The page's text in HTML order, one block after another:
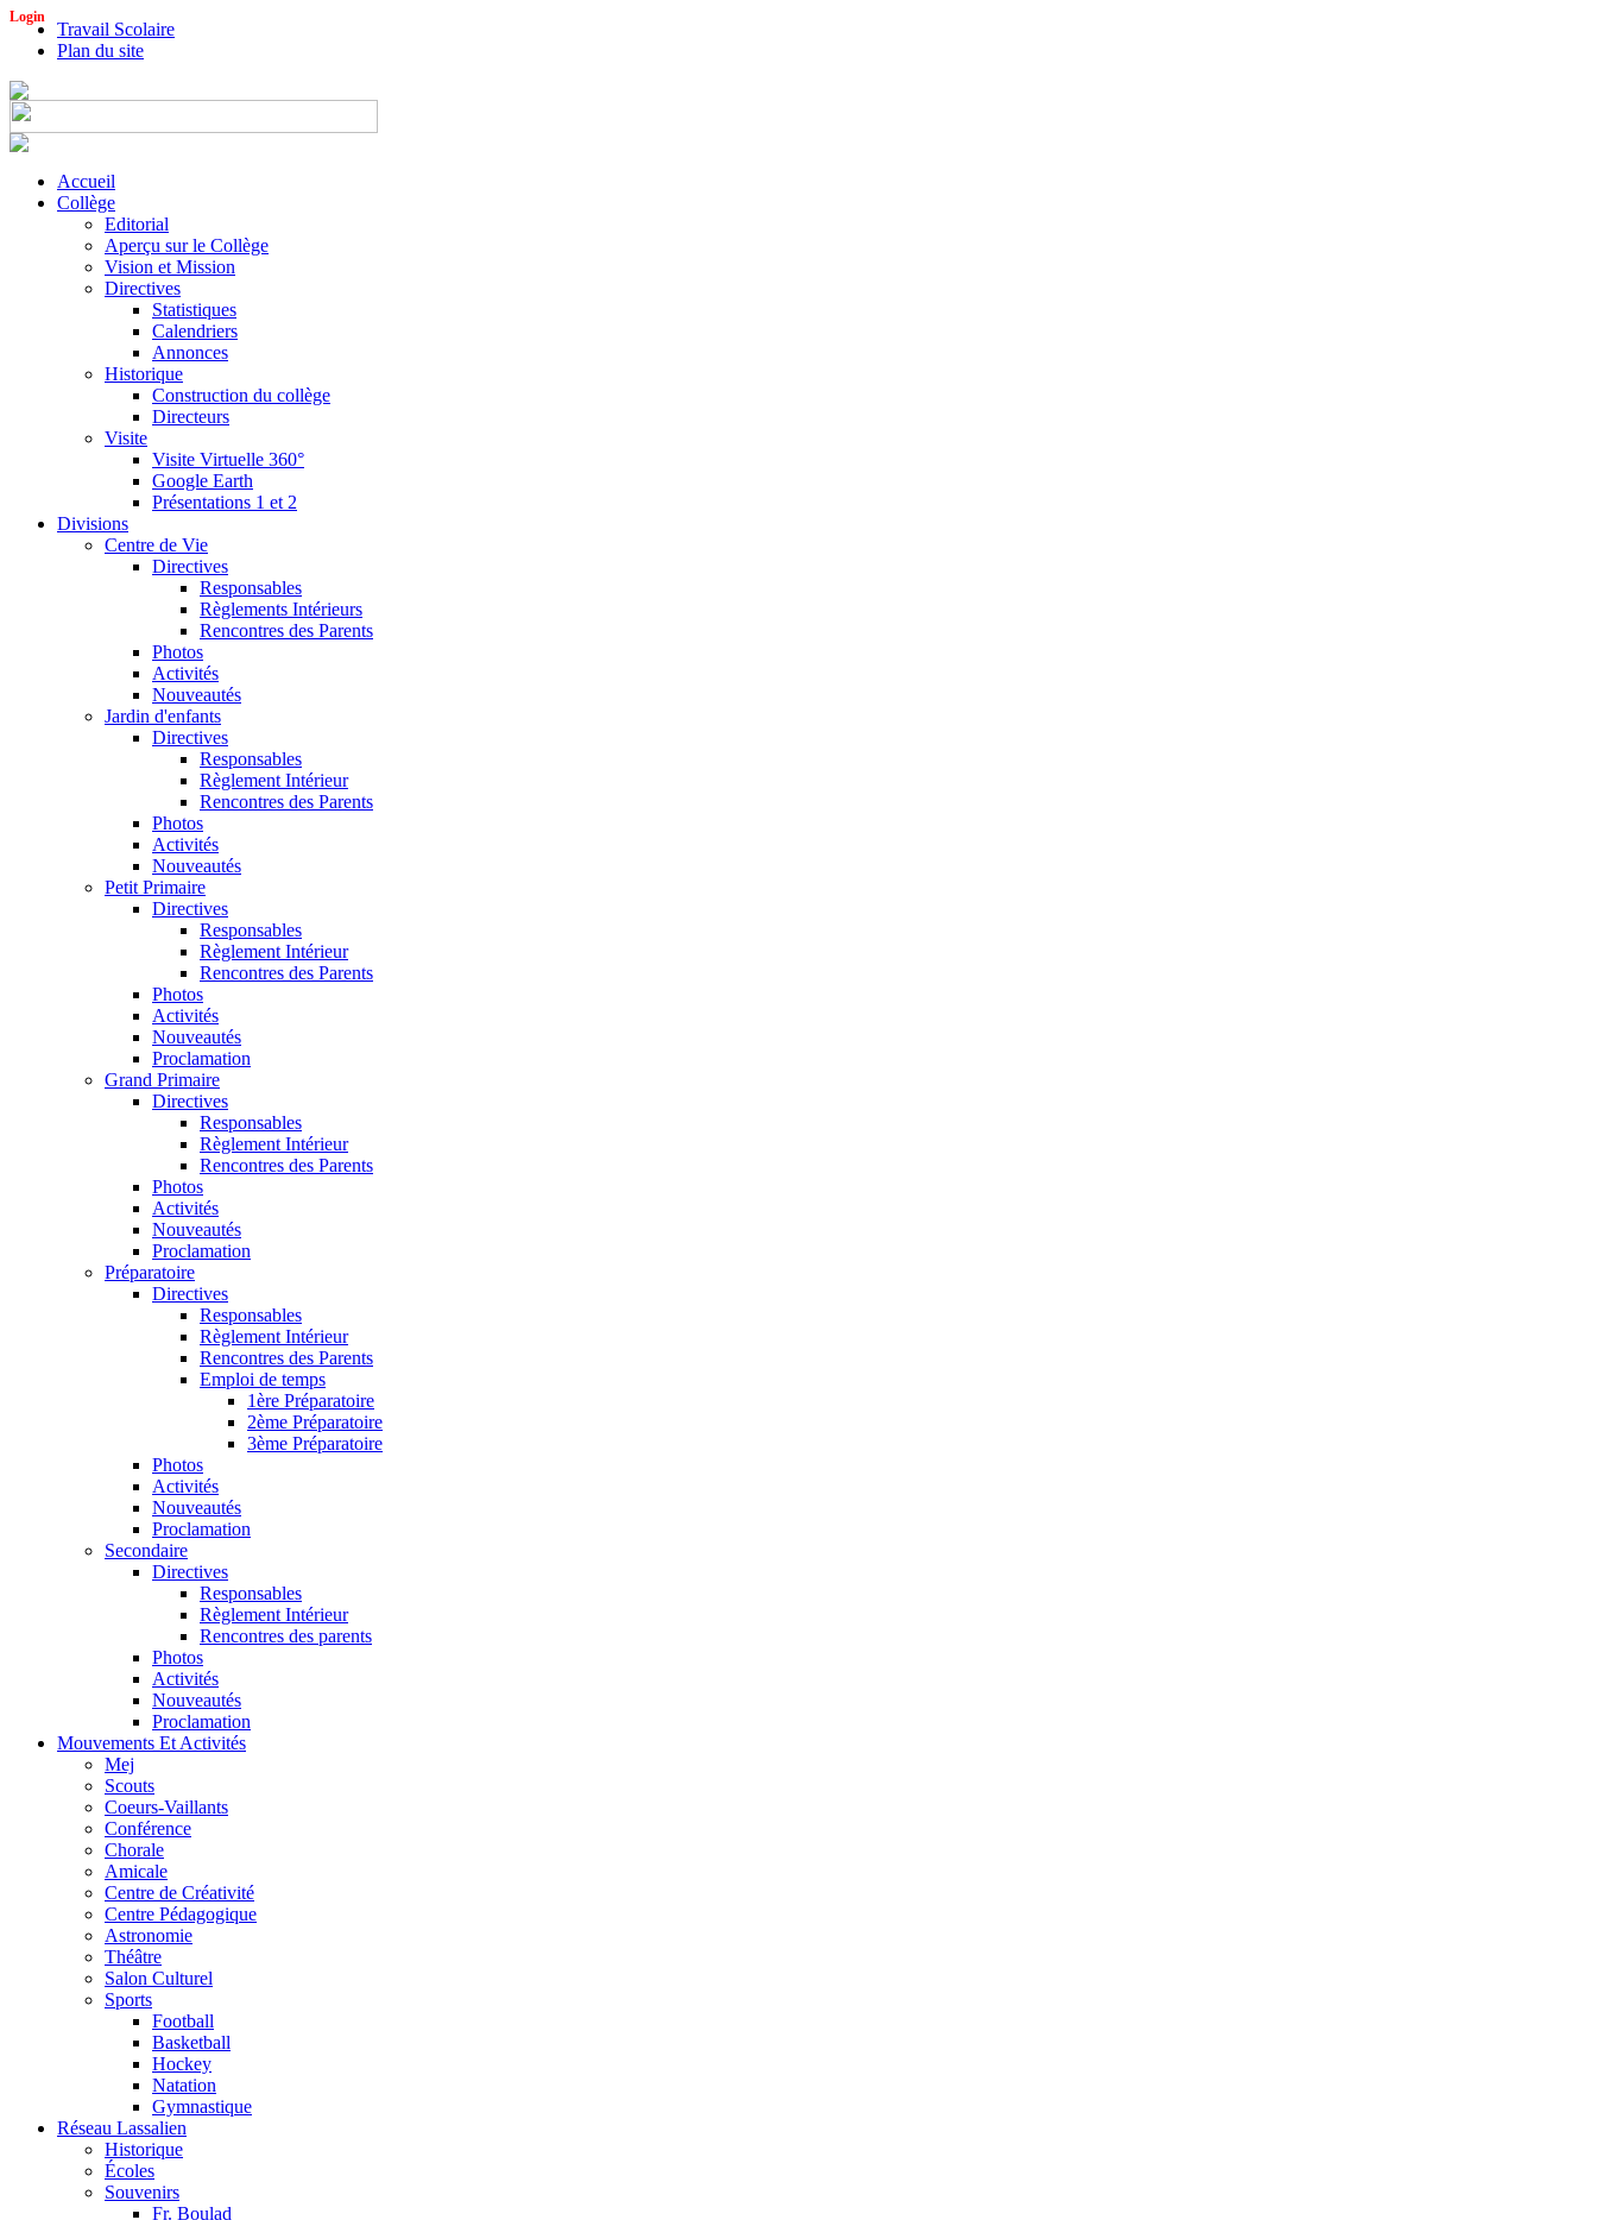
Login
Travail Scolaire
Plan du site
Accueil
Collège
Editorial
Aperçu sur le Collège
Vision et Mission
Directives
Statistiques
Calendriers
Annonces
Historique
Construction du collège
Directeurs
Visite
Visite Virtuelle 360°
Google Earth
Présentations 1 et 2
Divisions
Centre de Vie
Directives
Responsables
Règlements Intérieurs
Rencontres des Parents
Photos
Activités
Nouveautés
Jardin d'enfants
Directives
Responsables
Règlement Intérieur
Rencontres des Parents
Photos
Activités
Nouveautés
Petit Primaire
Directives
Responsables
Règlement Intérieur
Rencontres des Parents
Photos
Activités
Nouveautés
Proclamation
Grand Primaire
Directives
Responsables
Règlement Intérieur
Rencontres des Parents
Photos
Activités
Nouveautés
Proclamation
Préparatoire
Directives
Responsables
Règlement Intérieur
Rencontres des Parents
Emploi de temps
1ère Préparatoire
2ème Préparatoire
3ème Préparatoire
Photos
Activités
Nouveautés
Proclamation
Secondaire
Directives
Responsables
Règlement Intérieur
Rencontres des parents
Photos
Activités
Nouveautés
Proclamation
Mouvements Et Activités
Mej
Scouts
Coeurs-Vaillants
Conférence
Chorale
Amicale
Centre de Créativité
Centre Pédagogique
Astronomie
Théâtre
Salon Culturel
Sports
Football
Basketball
Hockey
Natation
Gymnastique
Réseau Lassalien
Historique
Écoles
Souvenirs
Fr. Boulad